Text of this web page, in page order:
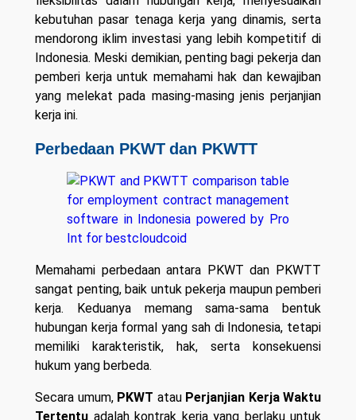
kebutuhan pasar tenaga kerja yang dinamis, serta
mendorong iklim investasi yang lebih kompetitif di
Indonesia. Meski demikian, penting bagi pekerja dan
pemberi kerja untuk memahami hak dan kewajiban
yang melekat pada masing-masing jenis perjanjian
kerja ini.
Perbedaan PKWT dan PKWTT
Memahami perbedaan antara PKWT dan PKWTT
sangat penting, baik untuk pekerja maupun pemberi
kerja. Keduanya memang sama-sama bentuk
hubungan kerja formal yang sah di Indonesia, tetapi
memiliki karakteristik, hak, serta konsekuensi
hukum yang berbeda.
Secara umum, PKWT atau Perjanjian Kerja Waktu
Tertentu adalah kontrak kerja yang berlaku untuk